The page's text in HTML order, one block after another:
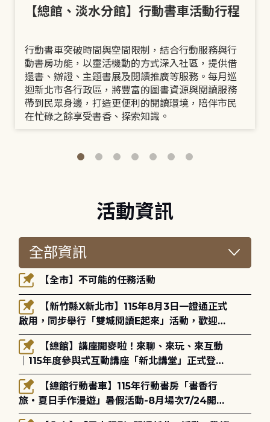
【總館、淡水分館】行動書車活動行程
行動書車突破時間與空間限制，結合行動服務與行
動書房功能，以靈活機動的方式深入社區，提供借
還書、辦證、主題書展及閱讀推廣等服務。每月巡
迴新北市各行政區，將豐富的圖書資源與閱讀服務
帶到民眾身邊，打造更便利的閱讀環境，陪伴市民
在忙碌之餘享受書香、探索知識。
活動資訊
【全市】不可能的任務活動
啟用，同步舉行「雙城閱讀E起來」活動，歡迎踴
躍參加(115年8月3日至10月4日)。
｜115年度參與式互動講座「新北講堂」正式登
場！
旅・夏日手作漫遊」暑假活動-8月場次7/24開始
報名